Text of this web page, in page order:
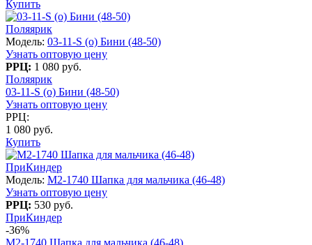
Купить
Поляярик
Модель: 03-11-S (о) Бини (48-50)
Узнать оптовую цену
РРЦ: 1 080 руб.
Поляярик
03-11-S (о) Бини (48-50)
Узнать оптовую цену
РРЦ:
1 080 руб.
Купить
ПриКиндер
Модель: M2-1740 Шапка для мальчика (46-48)
Узнать оптовую цену
РРЦ: 530 руб.
ПриКиндер
-36%
M2-1740 Шапка для мальчика (46-48)